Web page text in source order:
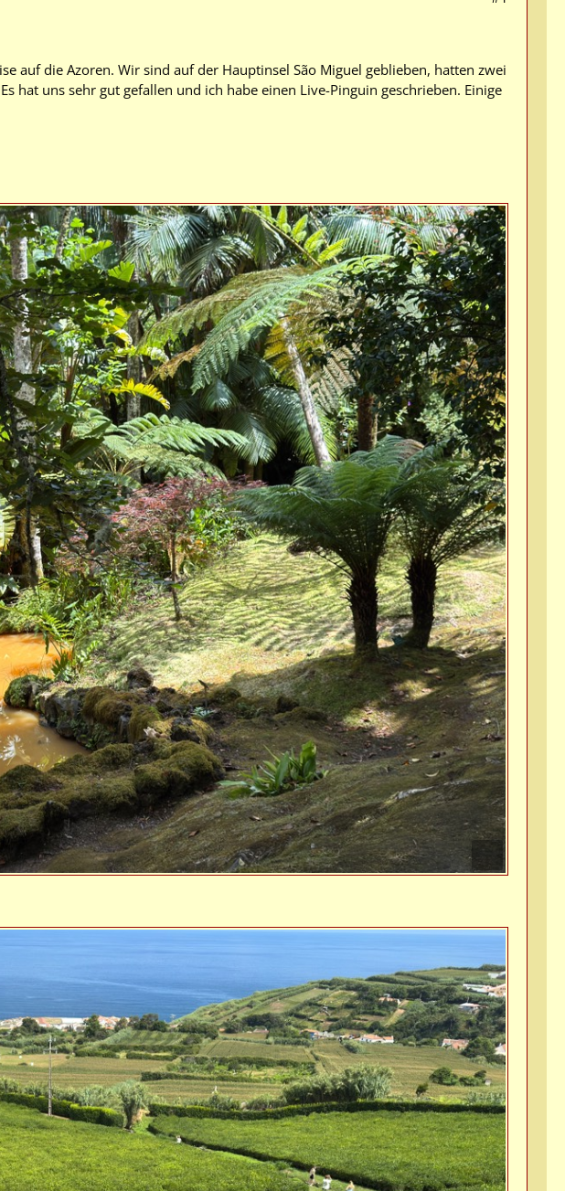
auf die Azoren. Wir sind auf der Hauptinsel São Miguel geblieben, hatten zwei
hat uns sehr gut gefallen und ich habe einen Live-Pinguin geschrieben. Einige